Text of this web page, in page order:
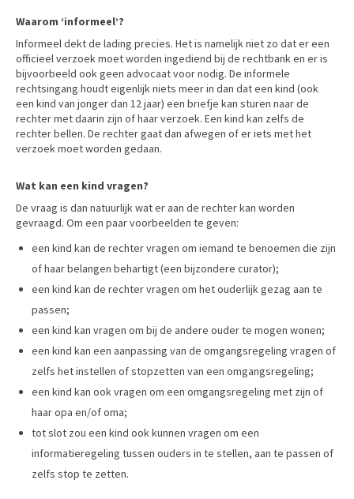
Waarom ‘informeel’?
Informeel dekt de lading precies. Het is namelijk niet zo dat er een
officieel verzoek moet worden ingediend bij de rechtbank en er is
bijvoorbeeld ook geen advocaat voor nodig. De informele
rechtsingang houdt eigenlijk niets meer in dan dat een kind (ook
een kind van jonger dan 12 jaar) een briefje kan sturen naar de
rechter met daarin zijn of haar verzoek. Een kind kan zelfs de
rechter bellen. De rechter gaat dan afwegen of er iets met het
verzoek moet worden gedaan.
Wat kan een kind vragen?
De vraag is dan natuurlijk wat er aan de rechter kan worden
gevraagd. Om een paar voorbeelden te geven:
een kind kan de rechter vragen om iemand te benoemen die zijn
of haar belangen behartigt (een bijzondere curator);
een kind kan de rechter vragen om het ouderlijk gezag aan te
passen;
een kind kan vragen om bij de andere ouder te mogen wonen;
een kind kan een aanpassing van de omgangsregeling vragen of
zelfs het instellen of stopzetten van een omgangsregeling;
een kind kan ook vragen om een omgangsregeling met zijn of
haar opa en/of oma;
tot slot zou een kind ook kunnen vragen om een
informatieregeling tussen ouders in te stellen, aan te passen of
zelfs stop te zetten.